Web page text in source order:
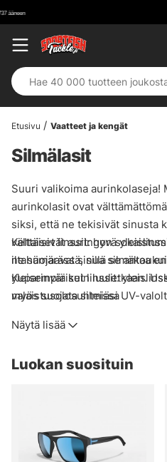
Etusivu Vaatteet ja kengät
Silmälasit
Suuri valikoima aurinkolaseja!
aurinkolasit ovat
siksi, että ne tekisivät sinusta
välttäisivät auringon
ne suojaavat sinua
yleisempiä kuin luuletkaan.
myös suojata silmiäsi UV-
kaikkien tuotteiden kohdalla,
kuitenkin todella hyvä UV-suoja.
Yleisesti ottaen linssien väri
Keltaiset linssit: hyvä
iltahämärässä, sillä se antaa
Kuparinväriset linssit:
valaistusolosuhteissa
auringonvalossa
.
Näytä lisää
Luokan suosituin